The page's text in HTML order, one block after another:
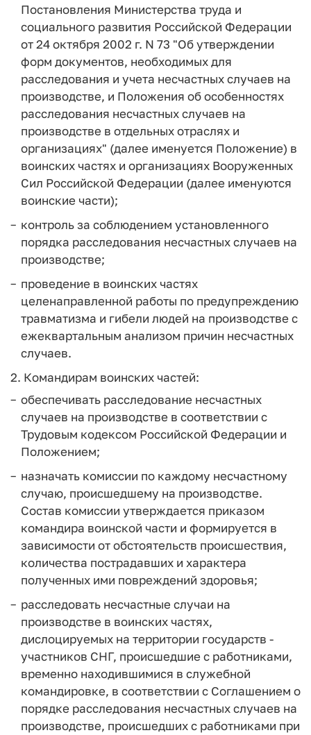
Постановления Министерства труда и
социального развития Российской Федерации
от 24 октября 2002 г. N 73 "Об утверждении
форм документов, необходимых для
расследования и учета несчастных случаев на
производстве, и Положения об особенностях
расследования несчастных случаев на
производстве в отдельных отраслях и
организациях" (далее именуется Положение) в
воинских частях и организациях Вооруженных
Сил Российской Федерации (далее именуются
воинские части);
контроль за соблюдением установленного
порядка расследования несчастных случаев на
производстве;
проведение в воинских частях
целенаправленной работы по предупреждению
травматизма и гибели людей на производстве с
ежеквартальным анализом причин несчастных
случаев.
2. Командирам воинских частей:
обеспечивать расследование несчастных
случаев на производстве в соответствии с
Трудовым кодексом Российской Федерации и
Положением;
назначать комиссии по каждому несчастному
случаю, происшедшему на производстве.
Состав комиссии утверждается приказом
командира воинской части и формируется в
зависимости от обстоятельств происшествия,
количества пострадавших и характера
полученных ими повреждений здоровья;
расследовать несчастные случаи на
производстве в воинских частях,
дислоцируемых на территории государств -
участников СНГ, происшедшие с работниками,
временно находившимися в служебной
командировке, в соответствии с Соглашением о
порядке расследования несчастных случаев на
производстве, происшедших с работниками при